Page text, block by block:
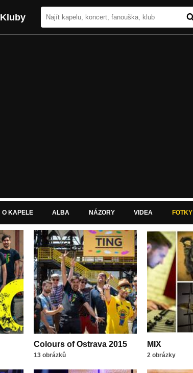
Kluby
O KAPELE ALBA NÁZORY VIDEA FOTKY
Colours of Ostrava 2015
13 obrázků
MIX
2 obrázky